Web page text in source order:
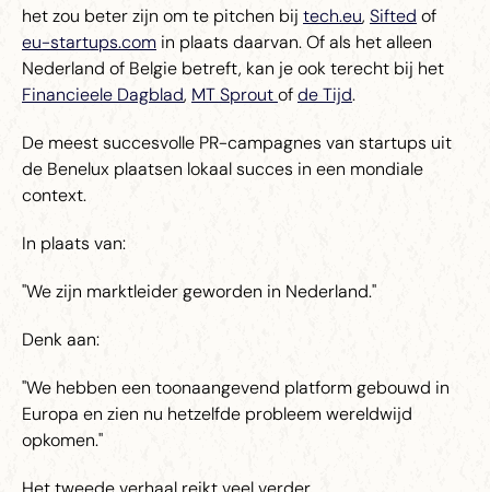
het zou beter zijn om te pitchen bij tech.eu, Sifted of
eu-startups.com in plaats daarvan. Of als het alleen
Nederland of Belgie betreft, kan je ook terecht bij het
Financieele Dagblad, MT Sproutofde Tijd.
De meest succesvolle PR-campagnes van startups uit
de Benelux plaatsen lokaal succes in een mondiale
context.
In plaats van:
"We zijn marktleider geworden in Nederland."
Denk aan:
"We hebben een toonaangevend platform gebouwd in
Europa en zien nu hetzelfde probleem wereldwijd
opkomen."